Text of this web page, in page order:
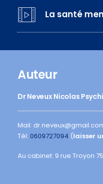
La santé
Auteur
Dr Neveux Nicolas
Mail:
Tél: 0609727094 (laisser
Au cabinet: 9 rue Troyon